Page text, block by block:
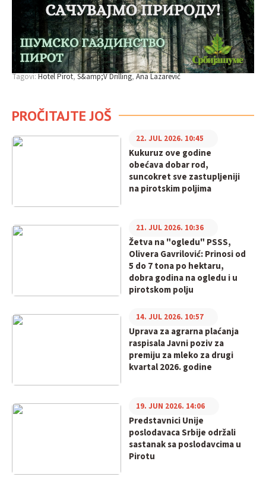
Tagovi:Hotel Pirot S&amp;V Drilling Ana Lazarević
PROČITAJTE JOŠ
Kukuruz ove godine
obećava dobar rod,
suncokret sve zastupljeniji
na pirotskim poljima
22. JUL 2026. 10:45
Žetva na "ogledu" PSSS,
Olivera Gavrilović: Prinosi od
5 do 7 tona po hektaru,
dobra godina na ogledu i u
pirotskom polju
21. JUL 2026. 10:36
Uprava za agrarna plaćanja
raspisala Javni poziv za
premiju za mleko za drugi
kvartal 2026. godine
14. JUL 2026. 10:57
Predstavnici Unije
poslodavaca Srbije održali
sastanak sa poslodavcima u
Pirotu
19. JUN 2026. 14:06